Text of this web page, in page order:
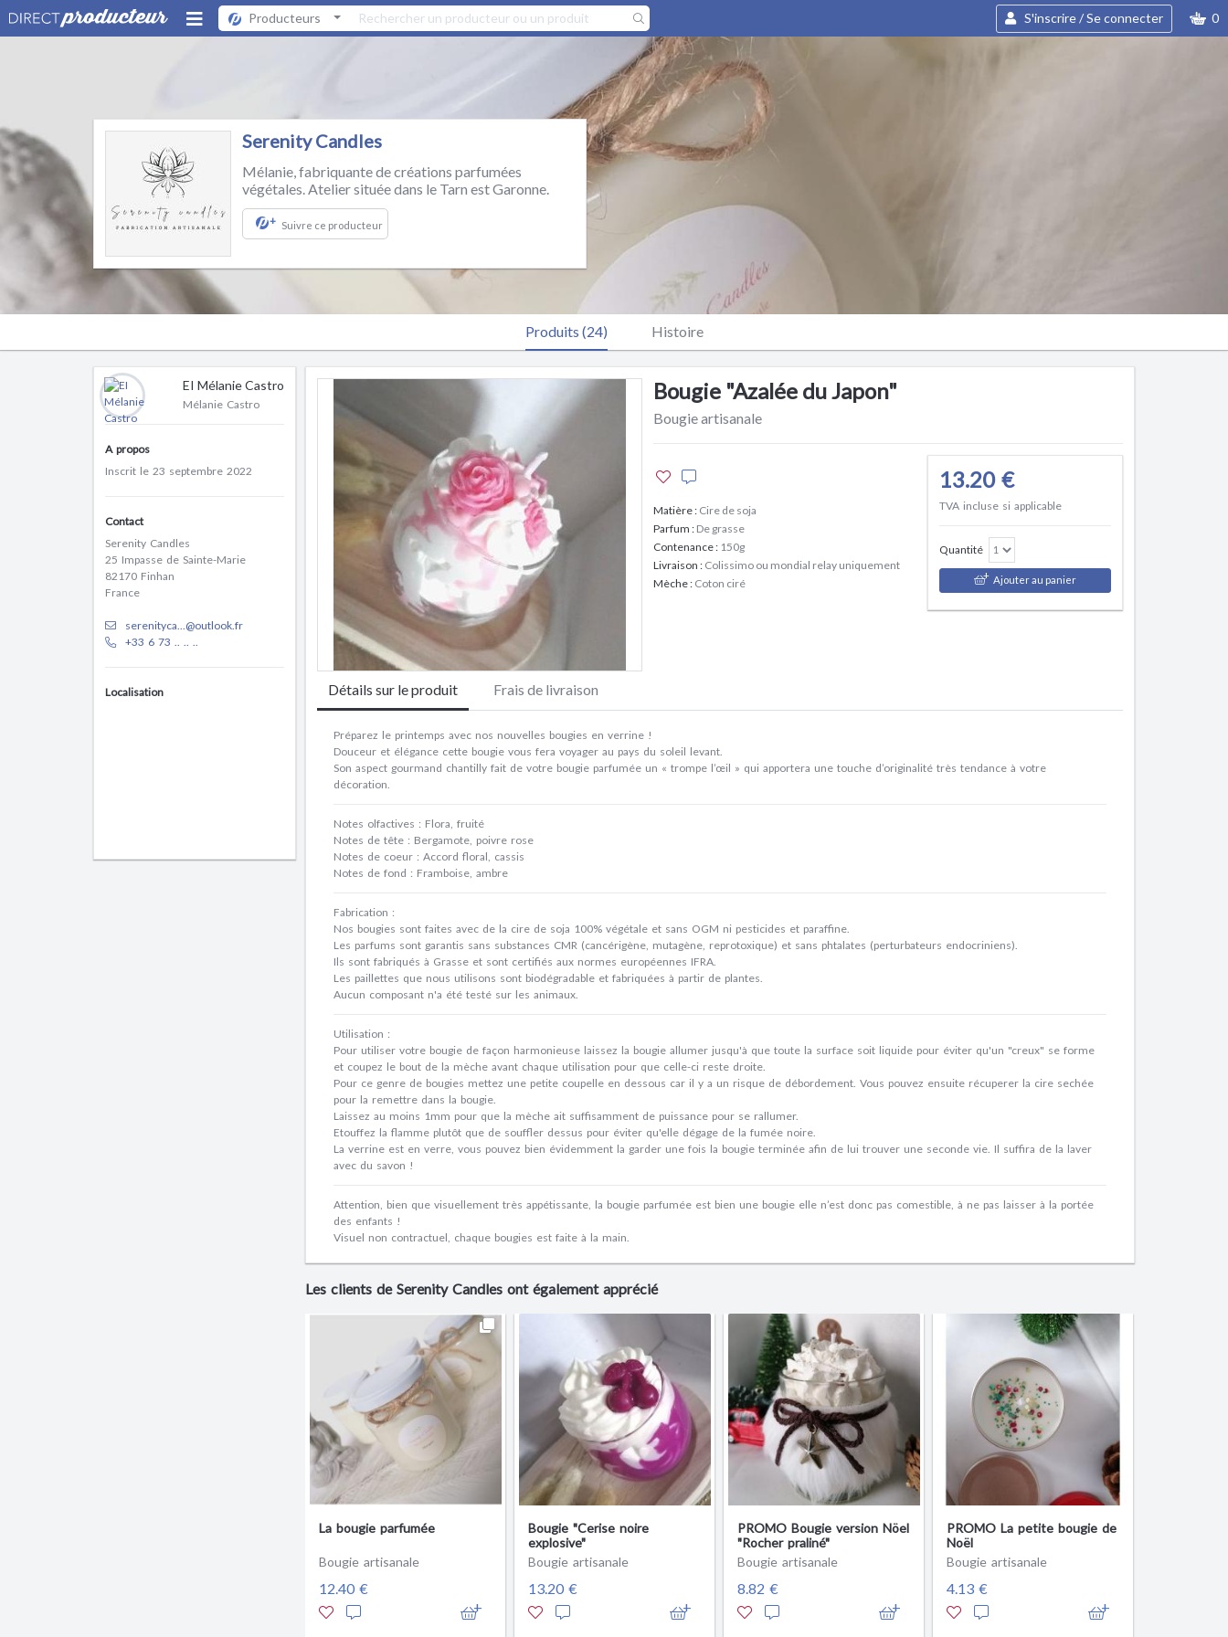
Producteurs S'inscrire / Se connecter 0
Serenity Candles
Mélanie, fabriquante de créations parfumées
végétales. Atelier située dans le Tarn est Garonne.
+ Suivre ce producteur
Produits (24) Histoire
EI Mélanie Castro
Mélanie Castro
A propos
Inscrit le 23 septembre 2022
Contact
Serenity Candles
25 Impasse de Sainte-Marie
82170 Finhan
France
serenityca...@outlook.fr
+33 6 73 .. .. ..
Localisation
Bougie "Azalée du Japon"
Bougie artisanale
Matière: Cire de soja
Parfum : De grasse
Contenance: 150g
Livraison : Colissimo ou mondial relay uniquement
Mèche: Coton ciré
13.20 €
TVA incluse si applicable
Quantité
Ajouter au panier
Détails sur le produit Frais de livraison
Préparez le printemps avec nos nouvelles bougies en verrine !
Douceur et élégance cette bougie vous fera voyager au pays du soleil levant.
Son aspect gourmand chantilly fait de votre bougie parfumée un « trompe l’œil » qui apportera une touche d’originalité très tendance à votre
décoration.
Notes olfactives : Flora, fruité
Notes de tête : Bergamote, poivre rose
Notes de coeur : Accord floral, cassis
Notes de fond : Framboise, ambre
Fabrication :
Nos bougies sont faites avec de la cire de soja 100% végétale et sans OGM ni pesticides et paraffine.
Les parfums sont garantis sans substances CMR (cancérigène, mutagène, reprotoxique) et sans phtalates (perturbateurs endocriniens).
Ils sont fabriqués à Grasse et sont certifiés aux normes européennes IFRA.
Les paillettes que nous utilisons sont biodégradable et fabriquées à partir de plantes.
Aucun composant n'a été testé sur les animaux.
Utilisation :
Pour utiliser votre bougie de façon harmonieuse laissez la bougie allumer jusqu'à que toute la surface soit liquide pour éviter qu'un "creux" se forme
et coupez le bout de la mèche avant chaque utilisation pour que celle-ci reste droite.
Pour ce genre de bougies mettez une petite coupelle en dessous car il y a un risque de débordement. Vous pouvez ensuite récuperer la cire sechée
pour la remettre dans la bougie.
Laissez au moins 1mm pour que la mèche ait suffisamment de puissance pour se rallumer.
Etouffez la flamme plutôt que de souffler dessus pour éviter qu'elle dégage de la fumée noire.
La verrine est en verre, vous pouvez bien évidemment la garder une fois la bougie terminée afin de lui trouver une seconde vie. Il suffira de la laver
avec du savon !
Attention, bien que visuellement très appétissante, la bougie parfumée est bien une bougie elle n’est donc pas comestible, à ne pas laisser à la portée
des enfants !
Visuel non contractuel, chaque bougies est faite à la main.
Les clients de Serenity Candles ont également apprécié
La bougie parfumée
Bougie artisanale
12.40 €
Bougie "Cerise noire
explosive"
Bougie artisanale
13.20 €
PROMO Bougie version Nöel
"Rocher praliné"
Bougie artisanale
8.82 €
PROMO La petite bougie de
Noël
Bougie artisanale
4.13 €